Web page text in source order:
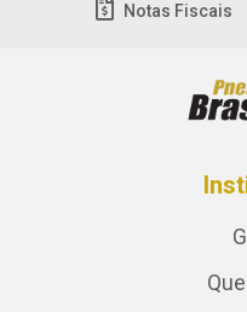
Notas Fiscais